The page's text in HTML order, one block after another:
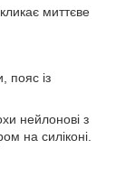
миттєве
пояс із
нейлонові з
на силіконі.